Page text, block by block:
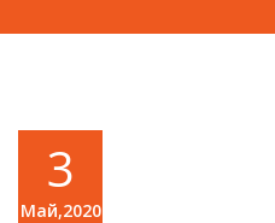
3
Май,2020